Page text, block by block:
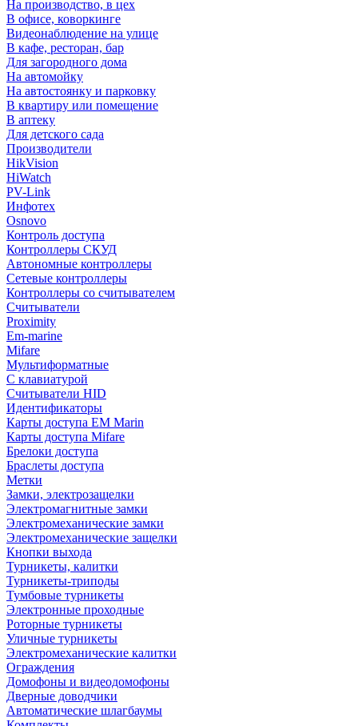
На производство, в цех
В офисе, коворкинге
Видеонаблюдение на улице
В кафе, ресторан, бар
Для загородного дома
На автомойку
На автостоянку и парковку
В квартиру или помещение
В аптеку
Для детского сада
Производители
HikVision
HiWatch
PV-Link
Инфотех
Osnovo
Контроль доступа
Контроллеры СКУД
Автономные контроллеры
Сетевые контроллеры
Контроллеры со считывателем
Считыватели
Proximity
Em-marine
Mifare
Мультиформатные
С клавиатурой
Считыватели HID
Идентификаторы
Карты доступа EM Marin
Карты доступа Mifare
Брелоки доступа
Браслеты доступа
Метки
Замки, электрозащелки
Электромагнитные замки
Электромеханические замки
Электромеханические защелки
Кнопки выхода
Турникеты, калитки
Турникеты-триподы
Тумбовые турникеты
Электронные проходные
Роторные турникеты
Уличные турникеты
Электромеханические калитки
Ограждения
Домофоны и видеодомофоны
Дверные доводчики
Автоматические шлагбаумы